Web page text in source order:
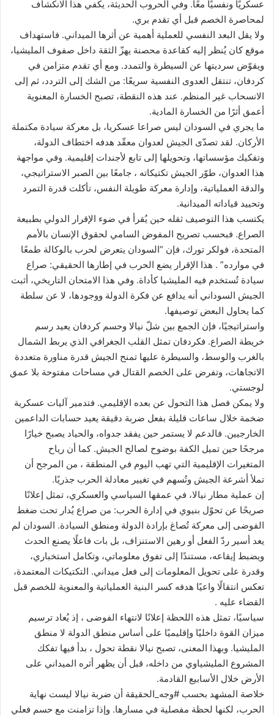
عسكريًا ونفسيًا معًا. وفي الحروب الحديثة، يكفي هذا الانكشاف
لمحاصرة الخصم قبل أي تقدم بري.
ولا يقل البعد النفسي للعملية أهمية عن أثرها الميداني. فاستهداف
موقع كان يُنظر إليه كقاعدة محصنة يهزّ الثقة داخل صفوف المليشيا،
ويقوّض سرديتها عن السيطرة والتمدد. ومع أي تقدم متزامن في
كردفان، تنتقل العدوى النفسية سريعًا: من الشك إلى التردد، ثم إلى
الانسحاب غير المنظم. عند هذه النقطة، تصبح الخسارة المعنوية
أعمق أثرًا من الخسارة المادية.
ما يجري في السودان ليس صراعا عسكريا، بل معركة سيادة مكتملة
الأركان. لقد تصدّى الجيش لعدوان معقّد هدفه اختطاف الدولة،
وتفكيك مؤسساتها، وتحويلها إلى تابع لأجندات إقليمية. وفي مواجهة
هذا العدوان، طوّر الجيش تكتيكاته ، جامعًا بين الصبر الاستراتيجي،
والدقة العملياتية، وإدارة معركة طويلة النفس، تأكلت قدرة التمرد
وتحييد قياداته الميدانية.
يكتسب هذا التوصيف ثقله حين يُقرأ في ضوء الإقرار الدولي بطبيعة
الصراع. فبحسب تصريح المفوض السامي لحقوق الإنسان بالأمم
المتحدة، فولكر تورك، فإن “السودان يتعرض لحرب بالوكالة طمعًا
في موارده” . هذا الإقرار يضع الحرب في إطارها الحقيقي: صراع
سيادة تُستخدم فيه المليشيا كأداة. وفي هذا الامتحان التاريخي، أثبت
الجيش السوداني أنه يدافع عن فكرة الدولة ووجودها، لا عن سلطة
كما يحاول البعض توصيفها.
واستراتيجيًا، فإن الجمع بين شلّ نيالا وحسم كردفان يعيد رسم
خريطة الصراع. فكردفان تمثل القلب الجغرافي الذي يربط الشمال
بالغرب والوسط، والسيطرة عليها تمنح الجيش قدرة مناورة متعددة
الاتجاهات، وتفرض على الخصم القتال في مساحات مفتوحة بلا عمق
لوجستي.
ولا يمكن فصل هذا التحول عن بعده الإقليمي. فتدمير آليات عسكرية
ضخمة خلال ساعات قليلة بفعل ضربة دقيقة يعيد حسابات الداعمين
الخارجيين. فالدعم لا يستمر حين يفقد جدواه، والحياد يصبح خيارًا
مرجحًا حين تميل الكفة بوضوح لصالح الجيش. كما أن رياح
المتغيرات الإقليمية التي تهب اليوم في المنطقة ، من المرجح أن
تملأ أشرعة الجيش وتُسهم في تغيير معادلة الحرب جذريًا.
إن عملية مطار نيالا، في عمقها السياسي والعسكري، تمثل إعلانًا
صريحًا عن تحوّل بنيوي في إدارة الحرب: من صراع يُدار تحت ضغط
الفوضى إلى معركة تُصاغ بإرادة الدولة ومنطق السيادة. السودان لم
يعد أسير ردّ الفعل أو رهين الاستنزاف، بل بات فاعلًا يصنع الحدث
ويضبط إيقاعه، مستندًا إلى تفوق معلوماتي، وتكامل استخباري،
وقدرة على تحويل المعلومات إلى فعل ميداني. التكتيكات المعتمدة،
تعكس انتقالًا واعيًا هدفه كسر البنية العملياتية والمعنوية للخصم قبل
القضاء عليه .
سياسيًا، تمثل هذه اللحظة إعلانًا لانتهاء الفوضى ، إذ يُعاد ترسيم
ميزان القوة داخليًا وإقليميًا على أساس منطق الدولة لا منطق
المليشيا. وبهذا المعنى، تصبح نيالا نقطة تحول ، بدأ فيها تفكك
المشروع المليشياوي من داخله، قبل أن يظهر أثره الميداني على
الأرض خلال الأسابيع القادمة.
خلاصة المشهد بحسب #وجه_الحقيقة أن ضربة نيالا ليست نهاية
الحرب، لكنها لحظة مفصلية في مسارها. وإذا تزامنت مع حسم فعلي